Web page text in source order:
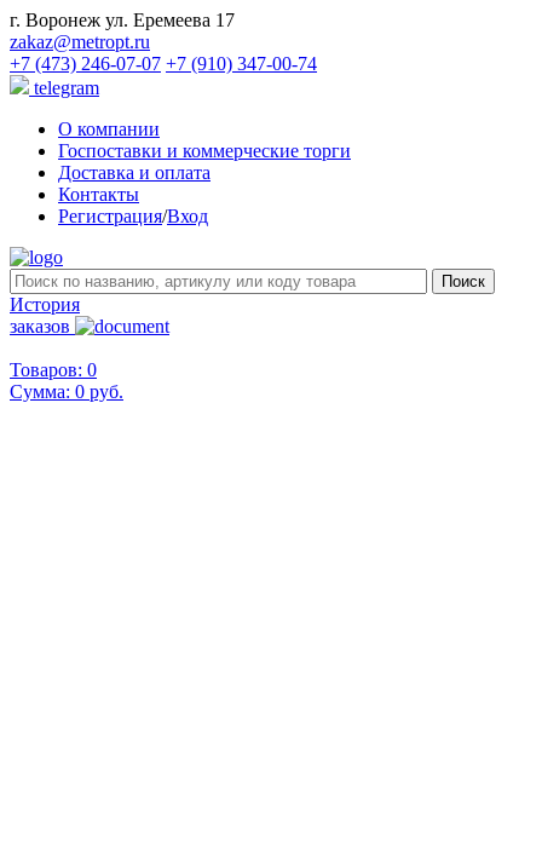
г. Воронеж ул. Еремеева 17
zakaz@metropt.ru
+7 (473) 246-07-07 +7 (910) 347-00-74
telegram
О компании
Госпоставки и коммерческие торги
Доставка и оплата
Контакты
Регистрация/Вход
История
заказов
Товаров: 0
Сумма: 0 руб.